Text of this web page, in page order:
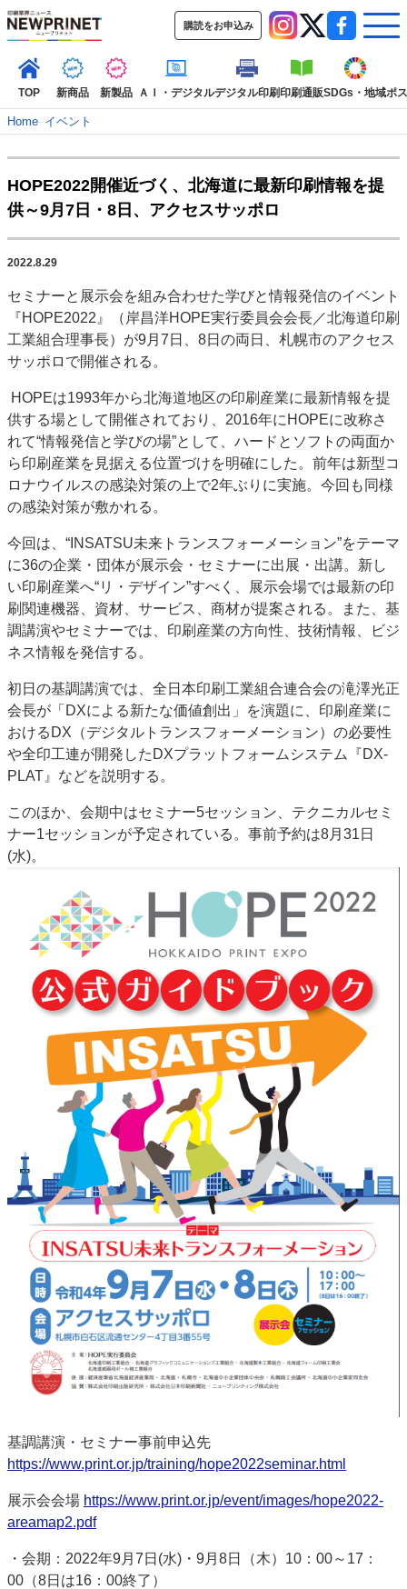
購読をお申込み
TOP 新商品 新製品 ＡＩ・デジタルデジタル印刷印刷通販SDGs・地域ポ
TOP
新着記事 特集記事
動画コンテンツ
インタビュー
コレクション
SDGs・地域
ポストプレス ビジネス イベント 信用情報
業界
市場・統計
人事・移転・異動・訃報
特集記事カテゴリー一覧
2022 見える化・MIS特集
特集・デジタル印刷 アイデアで勝負！ ～多様なビジネス・多彩な商材～
JAPAN PACK 2023 特集
中古印刷機・製本機特集
2022 検査・校正特集
特集・デジタル印刷 ～ 新成長軌道を描く
案内
発刊案内
JFPI印刷用語集 印刷機材年鑑
運営
会社案内
購読・購入申し込み
サイトポリシー
お問い合わせ
Home–イベント
HOPE2022開催近づく、北海道に最新印刷情報を提
供～9月7日・8日、アクセスサッポロ
2022.8.29
セミナーと展示会を組み合わせた学びと情報発信のイベント
『HOPE2022』（岸昌洋HOPE実行委員会会長／北海道印刷
工業組合理事長）が9月7日、8日の両日、札幌市のアクセス
サッポロで開催される。
HOPEは1993年から北海道地区の印刷産業に最新情報を提
供する場として開催されており、2016年にHOPEに改称さ
れて“情報発信と学びの場”として、ハードとソフトの両面か
ら印刷産業を見据える位置づけを明確にした。前年は新型コ
ロナウイルスの感染対策の上で2年ぶりに実施。今回も同様
の感染対策が敷かれる。
今回は、“INSATSU未来トランスフォーメーション”をテーマ
に36の企業・団体が展示会・セミナーに出展・出講。新し
い印刷産業へ“リ・デザイン”すべく、展示会場では最新の印
刷関連機器、資材、サービス、商材が提案される。また、基
調講演やセミナーでは、印刷産業の方向性、技術情報、ビジ
ネス情報を発信する。
初日の基調講演では、全日本印刷工業組合連合会の滝澤光正
会長が「DXによる新たな価値創出」を演題に、印刷産業に
おけるDX（デジタルトランスフォーメーション）の必要性
や全印工連が開発したDXプラットフォームシステム『DX‐
PLAT』などを説明する。
このほか、会期中はセミナー5セッション、テクニカルセミ
ナー1セッションが予定されている。事前予約は8月31日
(水)。
基調講演・セミナー事前申込先
https://www.print.or.jp/training/hope2022seminar.html
展示会会場 https://www.print.or.jp/event/images/hope2022-
areamap2.pdf
・会期：2022年9月7日(水)・9月8日（木）10：00～17：
00（8日は16：00終了）